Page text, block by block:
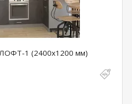
1 (2400х1200 мм)